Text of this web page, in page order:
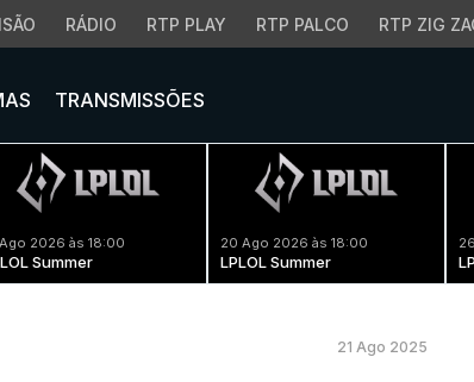
RÁDIO RTP PLAY RTP PALCO RTP ZIG
TRANSMISSÕES
2026 às 18:00
Summer
20 Ago 2026 às 18:00
LPLOL Summer
21 Ago 2025